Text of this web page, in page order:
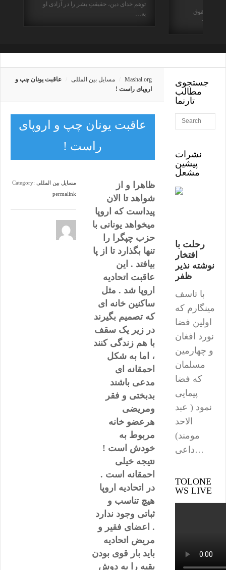
توهم خدای دین، حقیقتِ بشر را در آزادی او
به…
منظر حقوق
راستای : …
Mashal.org مسایل بین المللی
عاقبت یونان چپ و
اروپای راست !
عاقبت یونان چپ و اروپای
راست !
Category: مسایل بین المللی
permalink
ظاهرا و از
شواهد تا الان
پیداست که اروپا
میخواهد یونانی با
حزب چپگرا را
تنها بگذارد تا از پا
بیافتد . این
عاقبت اتحادیه
اروپا شد . مثل
ساکنین خانه ای
که تصمیم بگیرند
در زیر یک سقف
با هم زندگی کنند
، اما به شکل
احمقانه ای
مدعی باشند
بدبختی و فقر
ومریضی
هرعضو خانه
مربوط به
خودش است !
نتیجه خیلی
احمقانه است .
در اتحادیه اروپا
هیچ تناسب و
ثباتی وجود ندارد
. اعضای فقیر و
مریض اتحادیه
باید بار قوی بودن
بقیه را به دوش
جستجوی
مطالب
تارنما
نشرات
پیشین
مشعل
رحلت با
افتخار
نوشته نذیر
ظفر
با تاسف
مینگارم که
اولین فضا
نورد افغان
و چهارمین
مسلمان
که فضا
پیمایی
نمود ( عبد
الاحد
مومند)
داعی…
TOLONE
WS LIVE